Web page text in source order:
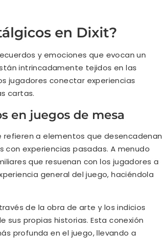
en Dixit?
y emociones que evocan un
intrincadamente tejidos en las
jugadores conectar experiencias
cartas.
en juegos de mesa
a elementos que desencadenan
experiencias pasadas. A menudo
que resuenan con los jugadores a
general del juego, haciéndola
de la obra de arte y los indicios
sus propias historias. Esta conexión
profunda en el juego, llevando a